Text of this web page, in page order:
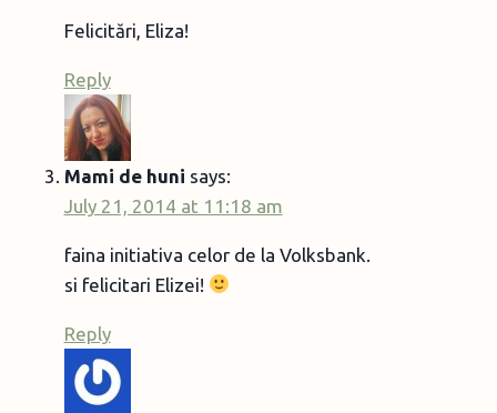
Felicitări, Eliza!
Reply
Mami de huni says:
July 21, 2014 at 11:18 am
faina initiativa celor de la Volksbank.
si felicitari Elizei!
Reply